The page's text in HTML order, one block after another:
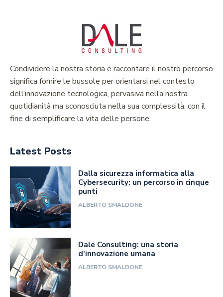
Condividere la nostra storia e raccontare il nostro percorso
significa fornire le bussole per orientarsi nel contesto
dell’innovazione tecnologica, pervasiva nella nostra
quotidianità ma sconosciuta nella sua complessità, con il
fine di semplificare la vita delle persone.
Latest Posts
Dalla sicurezza informatica alla
Cybersecurity: un percorso in cinque
punti
ALBERTO SMALDONE
Dale Consulting: una storia
d’innovazione umana
ALBERTO SMALDONE